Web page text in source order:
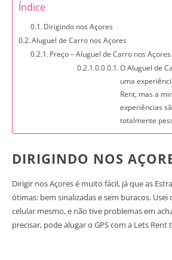
Índice
Dirigindo nos Açores
Aluguel de Carro nos Açores
Preço – Aluguel de Carro nos Açores
O Aluguel de
uma
Rent, mas a
experiências
totalmente
DIRIGINDO NOS
Dirigir nos Açores é muito fácil, já que as
ótimas: bem sinalizadas e sem buracos. Usei
celular mesmo, e não tive problemas em
precisar, pode alugar o GPS com a Lets Rent